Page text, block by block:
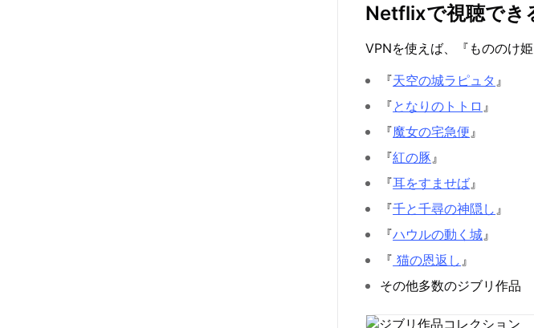
Netflixで視聴でき
VPNを使えば、『もののけ
『天空の城ラピュタ 』
『となりのトトロ 』
『魔女の宅急便 』
『紅の豚 』
『耳をすませば 』
『千と千尋の神隠し 』
『ハウルの動く城 』
『 猫の恩返し 』
その他多数のジブリ作品